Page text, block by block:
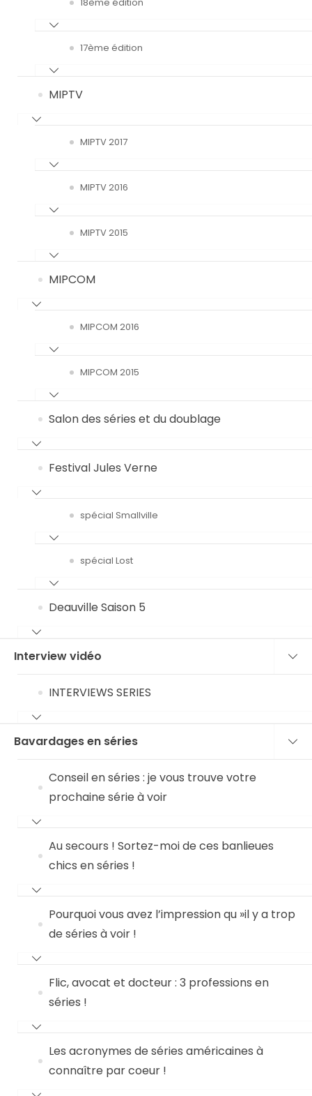
17ème édition
MIPTV
MIPTV 2017
MIPTV 2016
MIPTV 2015
MIPCOM
MIPCOM 2016
MIPCOM 2015
Salon des séries et du doublage
Festival Jules Verne
spécial Smallville
spécial Lost
Deauville Saison 5
Interview vidéo
INTERVIEWS SERIES
Bavardages en séries
Conseil en séries : je vous trouve votre
prochaine série à voir
Au secours ! Sortez-moi de ces banlieues
chics en séries !
Pourquoi vous avez l’impression qu »il y a trop
de séries à voir !
Flic, avocat et docteur : 3 professions en
séries !
Les acronymes de séries américaines à
connaître par coeur !